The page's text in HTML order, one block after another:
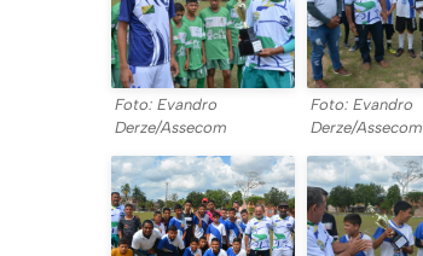
Foto: Evandro
Derze/Assecom
Foto: Evandro
Derze/Assecom